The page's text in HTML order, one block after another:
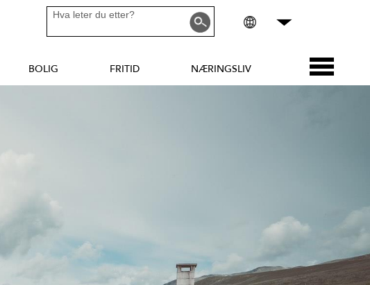
BOLIG FRITID NÆRINGSLIV